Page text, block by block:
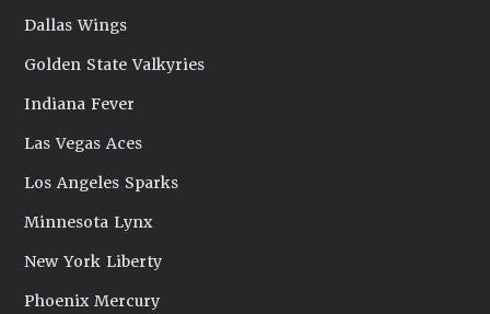
Dallas Wings
Golden State Valkyries
Indiana Fever
Las Vegas Aces
Los Angeles Sparks
Minnesota Lynx
New York Liberty
Phoenix Mercury